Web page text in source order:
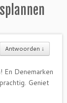
Antwoorden ↓
En Denemarken
Geniet